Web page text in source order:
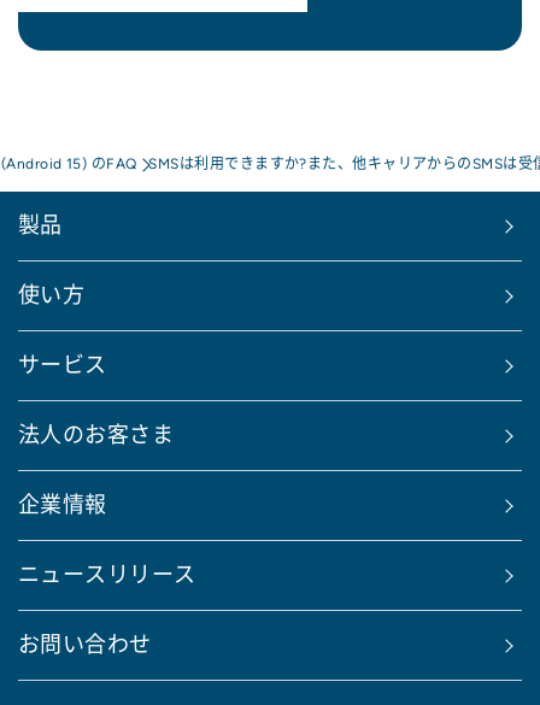
15) のFAQ SMSは利用できますか?また、他キャリアからのSMSは受
製品
使い方
サービス
法人のお客さま
企業情報
ニュースリリース
お問い合わせ